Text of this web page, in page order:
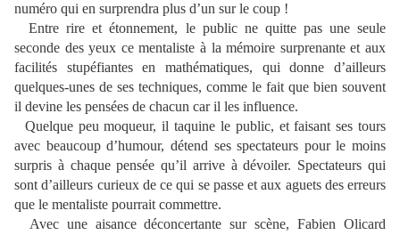
numéro qui en surprendra plus d’un sur le coup !
Entre rire et étonnement, le public ne quitte pas une seule
seconde des yeux ce mentaliste à la mémoire surprenante et aux
facilités stupéfiantes en mathématiques, qui donne d’ailleurs
quelques-unes de ses techniques, comme le fait que bien souvent
il devine les pensées de chacun car il les influence.
Quelque peu moqueur, il taquine le public, et faisant ses tours
avec beaucoup d’humour, détend ses spectateurs pour le moins
surpris à chaque pensée qu’il arrive à dévoiler. Spectateurs qui
sont d’ailleurs curieux de ce qui se passe et aux aguets des erreurs
que le mentaliste pourrait commettre.
Avec une aisance déconcertante sur scène, Fabien Olicard